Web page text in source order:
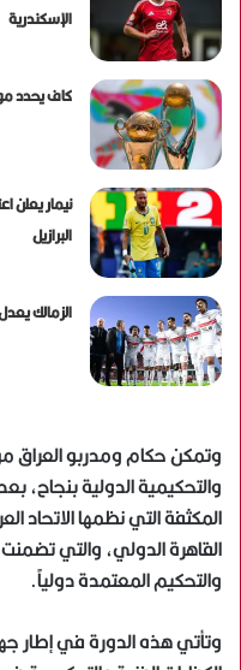
الإسكندرية
كاف يحدد
نيمار يعلن
البرازيل
الزمالك
وتمكن حكام ومدربو العراق من
والتحكيمية الدولية بنجاح،
المكثفة التي نظمها الاتحاد
القاهرة الدولي، والتي
والتحكيم المعتمدة دولياً.
وتأتي هذه الدورة في إطار